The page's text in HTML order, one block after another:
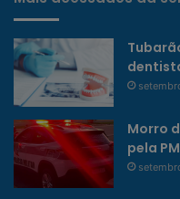
Morro
pela